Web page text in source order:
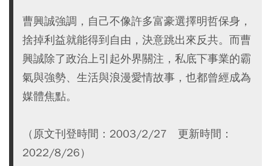
曹興誠強調，自己不像許多富豪選擇明哲保身，
捨掉利益就能得到自由，決意跳出來反共。而曹
興誠除了政治上引起外界關注，私底下事業的霸
氣與強勢、生活與浪漫愛情故事，也都曾經成為
媒體焦點。
（原文刊登時間：2003/2/27 更新時間：
2022/8/26）